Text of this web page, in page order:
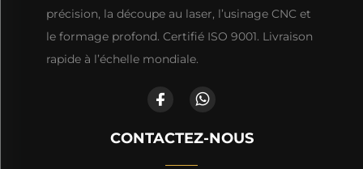
précision, la découpe au laser, l’usinage CNC et
le formage profond. Certifié ISO 9001. Livraison
rapide à l’échelle mondiale.
CONTACTEZ-NOUS